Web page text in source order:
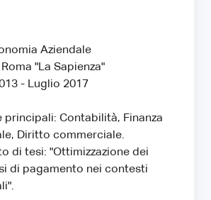
Aziendale
"La Sapienza"
- Luglio 2017
principali: Contabilità, Finanza
Diritto commerciale.
di tesi: "Ottimizzazione dei
di pagamento nei contesti